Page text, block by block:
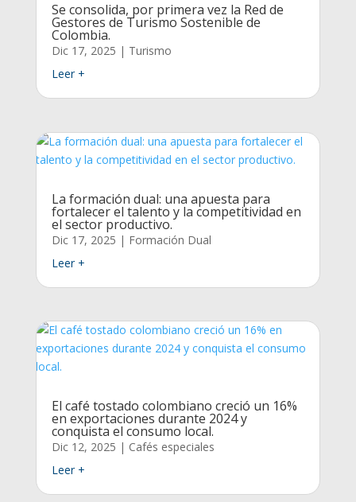
Se consolida, por primera vez la Red de
Gestores de Turismo Sostenible de
Colombia.
Dic 17, 2025 | Turismo
Leer +
La formación dual: una apuesta para
fortalecer el talento y la competitividad en
el sector productivo.
Dic 17, 2025 | Formación Dual
Leer +
El café tostado colombiano creció un 16%
en exportaciones durante 2024 y
conquista el consumo local.
Dic 12, 2025 | Cafés especiales
Leer +